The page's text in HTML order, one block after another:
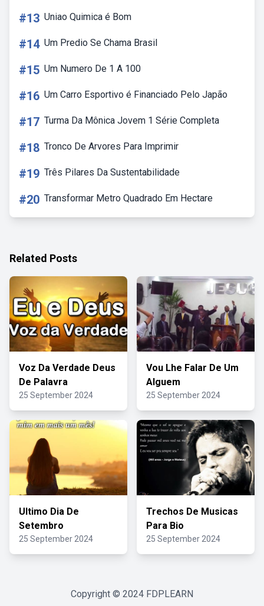
#13 Uniao Quimica é Bom
#14 Um Predio Se Chama Brasil
#15 Um Numero De 1 A 100
#16 Um Carro Esportivo é Financiado Pelo Japão
#17 Turma Da Mônica Jovem 1 Série Completa
#18 Tronco De Arvores Para Imprimir
#19 Três Pilares Da Sustentabilidade
#20 Transformar Metro Quadrado Em Hectare
Related Posts
Voz Da Verdade Deus
De Palavra
25 September 2024
Vou Lhe Falar De Um
Alguem
25 September 2024
Ultimo Dia De
Setembro
25 September 2024
Trechos De Musicas
Para Bio
25 September 2024
Copyright © 2024 FDPLEARN